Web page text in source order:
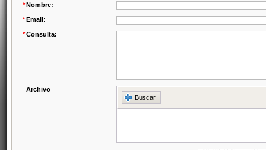
*Nombre:
*Email:
*Consulta:
Archivo
Buscar